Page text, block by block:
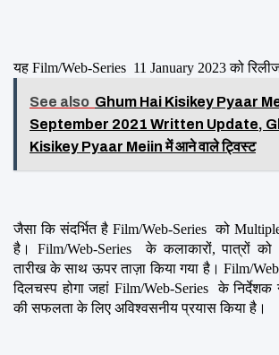
यह Film/Web-Series  11 January 2023 को
See also Ghum Hai Kisikey Pyaar
September 2021 Written Update,
Kisikey Pyaar Meiin में आने वाले ट्विस्ट
जैसा कि संदर्भित है Film/Web-Series  को
है। Film/Web-Series  के कलाकारों, पात्रों को
तारीख के साथ ऊपर ताज़ा किया गया है। Film/
दिलचस्प होगा जहां Film/Web-Series  के
की सफलता के लिए अविश्वसनीय प्रयास किया है।